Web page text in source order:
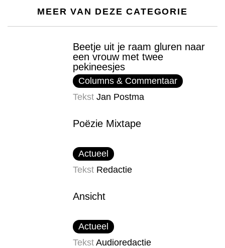
MEER VAN DEZE CATEGORIE
Beetje uit je raam gluren naar
een vrouw met twee
pekineesjes
Columns & Commentaar
Tekst Jan Postma
Poëzie Mixtape
Actueel
Tekst Redactie
Ansicht
Actueel
Tekst Audioredactie